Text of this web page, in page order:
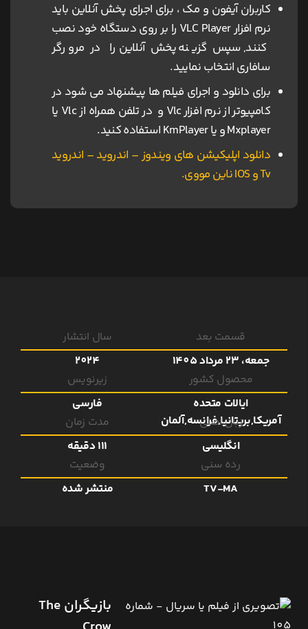
کاربران آیفون و مک ، برای اجرای پخش آنلاین باید
نرم افزار VLC Player را بر روی دستگاه خود نصب
کنند, سپس گزینه پخش آنلاین را در مرورگر
سافاری انتخاب نمایید.
برای دانلود و اجرای فیلم ها پیشنهاد می شود در
کامپیوتر از نرم افزار Vlc و در تلفن همراه از Vlc یا
Mxplayer و یا KmPlayer استفاده کنید.
دانلود اپلیکیشن های ویندوز – اندروید – اندروید
Tv و IOS ناین مووی.
قسمت بعد
جمعه، 23 مرداد 1405
سال انتشار
2024
محصول کشور
ایالات متحده
آمریکا,بریتانیا,فرانسه,آلمان
زیرنویس
فارسی
زبان اصلی
انگلیسی
مدت زمان
111 دقیقه
رده سنی
TV-MA
وضعیت
منتشر شده
بازیگران The